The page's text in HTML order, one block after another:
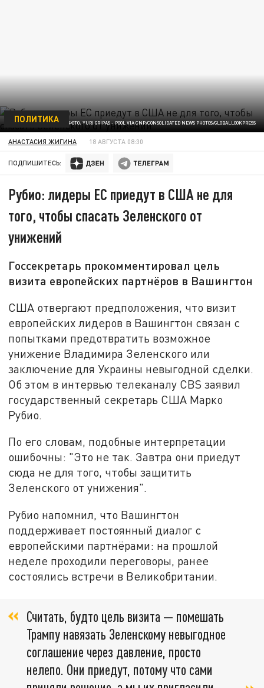
ФОТО: YURI GRIPAS - POOL VIA CNP/CONSOLIDATED NEWS PHOTOS/GLOBALLOOKPRESS
ПОЛИТИКА
АНАСТАСИЯ ЖИГИНА 18 АВГУСТА 08:30
ПОДПИШИТЕСЬ:
Рубио: лидеры ЕС приедут в США не для
того, чтобы спасать Зеленского от
унижений
Госсекретарь прокомментировал цель
визита европейских партнёров в Вашингтон
США отвергают предположения, что визит
европейских лидеров в Вашингтон связан с
попытками предотвратить возможное
унижение Владимира Зеленского или
заключение для Украины невыгодной сделки.
Об этом в интервью телеканалу CBS заявил
государственный секретарь США Марко
Рубио.
По его словам, подобные интерпретации
ошибочны: "Это не так. Завтра они приедут
сюда не для того, чтобы защитить
Зеленского от унижения".
Рубио напомнил, что Вашингтон
поддерживает постоянный диалог с
европейскими партнёрами: на прошлой
неделе проходили переговоры, ранее
состоялись встречи в Великобритании.
Считать, будто цель визита — помешать
Трампу навязать Зеленскому невыгодное
соглашение через давление, просто
нелепо. Они приедут, потому что сами